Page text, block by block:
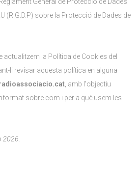
(R.G.D.P) sobre la Protecció de Dades de
actualitzem la Política de Cookies del
li revisar aquesta política en alguna
, amb l'objectiu
sobre com i per a què usem les
2026.